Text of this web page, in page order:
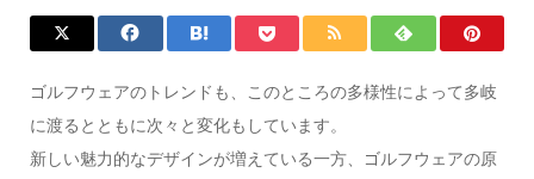
ゴルフウェアのトレンドも、このところの多様性によって多岐
に渡るとともに次々と変化もしています。
新しい魅力的なデザインが増えている一方、ゴルフウェアの原